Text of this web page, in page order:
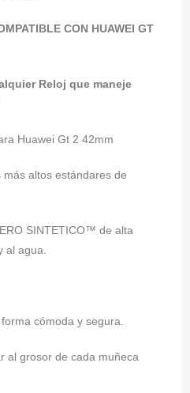
CON HUAWEI GT
Reloj que maneje
Huawei Gt 2 42mm
más altos estándares de
SINTETICO™ de alta
al agua.
cómoda y segura.
al grosor de cada muñeca